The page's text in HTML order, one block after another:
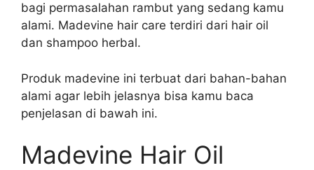
bagi permasalahan rambut yang sedang kamu
alami. Madevine hair care terdiri dari hair oil
dan shampoo herbal.
Produk madevine ini terbuat dari bahan-bahan
alami agar lebih jelasnya bisa kamu baca
penjelasan di bawah ini.
Madevine Hair Oil